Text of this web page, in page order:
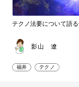
テクノ法要について語
影山 遼
福井 テクノ